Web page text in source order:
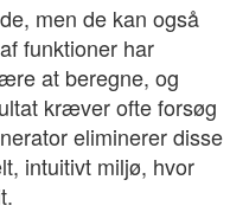
men de kan også
funktioner har
at beregne, og
kræver ofte forsøg
eliminerer disse
intuitivt miljø, hvor